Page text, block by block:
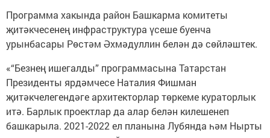
Программа хакында район Башкарма комитеты
җитәкчесенең инфраструктура үсеше буенча
урынбасары Рөстәм Әхмәдуллин белән дә сөйләштек.
«“Безнең ишегалды” программасына Татарстан
Президенты ярдәмчесе Наталия Фишман
җитәкчелегендәге архитекторлар төркеме кураторлык
итә. Барлык проектлар да алар белән килешенеп
башкарыла. 2021-2022 ел планына Лубянда һәм Нырты